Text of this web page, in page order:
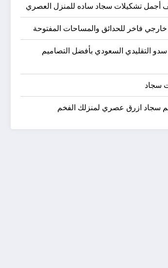
أجمل تشكيلات سجاد ساده للمنزل العصري
فاخر للحدائق والمساحات المفتوحة
التقليدي السعودي بأفضل التصاميم
سجاد
سجاد ازرق عصري لمنزلك الفخم